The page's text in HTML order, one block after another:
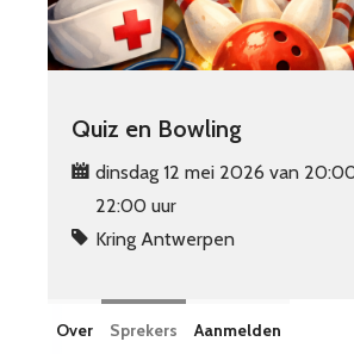
Quiz en Bowling
dinsdag 12 mei 2026 van
22:00 uur
Kring Antwerpen
Over Sprekers Aanmelden
Aanmelden